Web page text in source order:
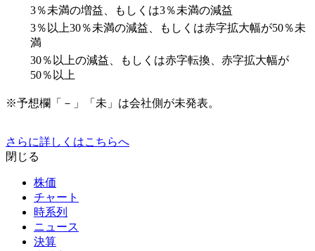
3％未満の増益、もしくは3％未満の減益
3％以上30％未満の減益、もしくは赤字拡大幅が50％未
満
30％以上の減益、もしくは赤字転換、赤字拡大幅が
50％以上
※予想欄「－」「未」は会社側が未発表。
さらに詳しくはこちらへ
閉じる
株価
チャート
時系列
ニュース
決算